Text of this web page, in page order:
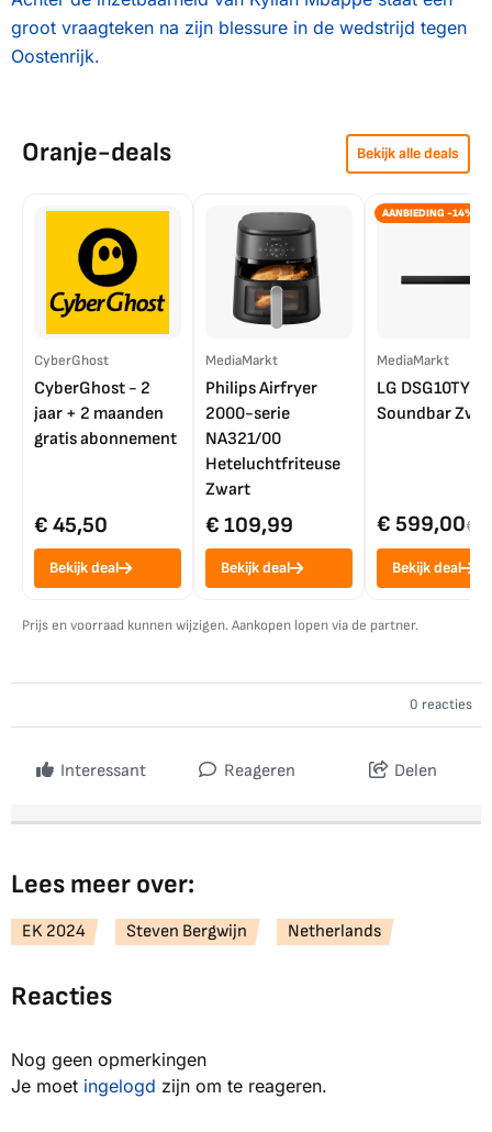
groot vraagteken na zijn blessure in de wedstrijd tegen
Oostenrijk.
Oranje-deals Bekijk alle deals
CyberGhost
CyberGhost - 2
jaar + 2 maanden
gratis abonnement
€ 45,50
Bekijk deal
MediaMarkt
Philips Airfryer
2000-serie
NA321/00
Heteluchtfriteuse
Zwart
€ 109,99
Bekijk deal
AANBIEDING -14%
MediaMarkt
LG DSG10TY
Soundbar
€ 599,00€
Bekijk deal
Prijs en voorraad kunnen wijzigen. Aankopen lopen via de partner.
0 reacties
Interessant Reageren Delen
Lees meer over:
EK 2024 Steven Bergwijn Netherlands
Reacties
Nog geen opmerkingen
Je moet ingelogd zijn om te reageren.